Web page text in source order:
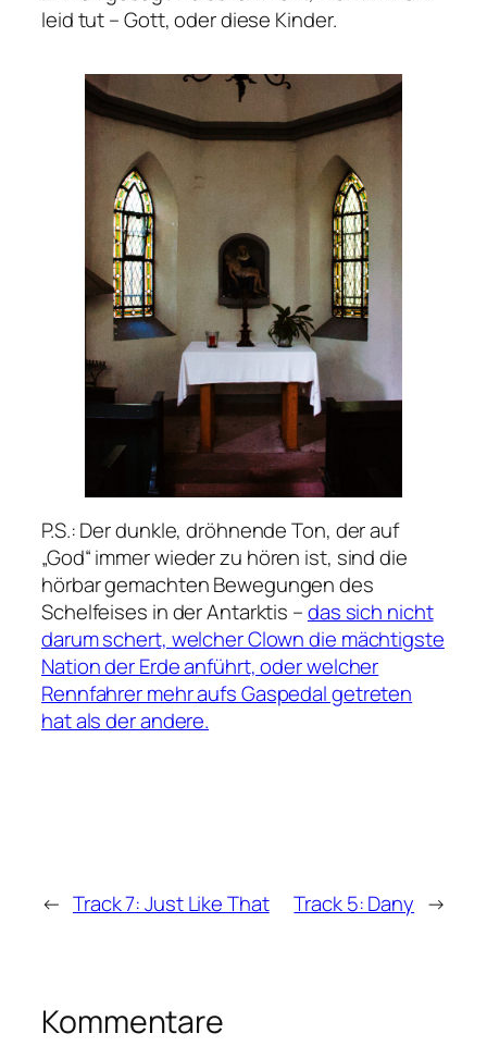
leid tut – Gott, oder diese Kinder.
P.S.: Der dunkle, dröhnende Ton, der auf
„God“ immer wieder zu hören ist, sind die
hörbar gemachten Bewegungen des
Schelfeises in der Antarktis –das sich nicht
darum schert, welcher Clown die mächtigste
Nation der Erde anführt, oder welcher
Rennfahrer mehr aufs Gaspedal getreten
hat als der andere.
← Track 7: Just Like That Track 5: Dany →
Kommentare